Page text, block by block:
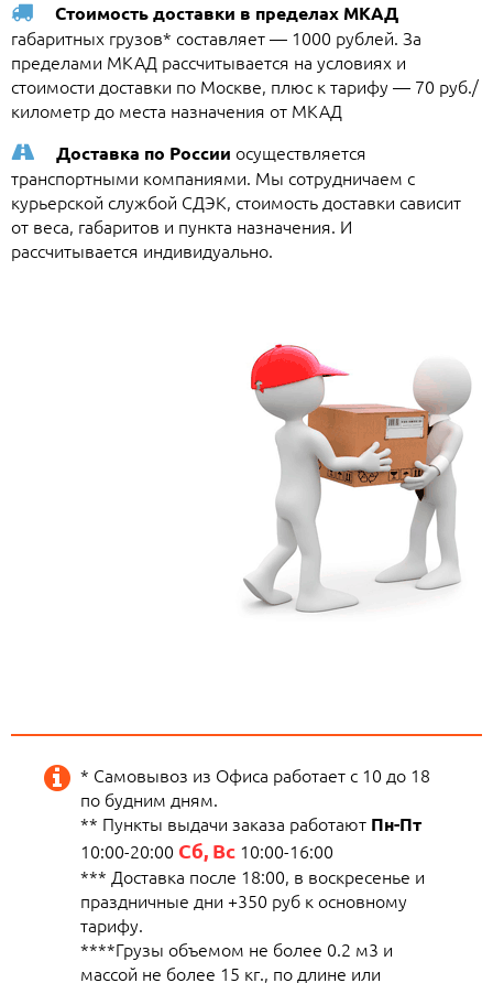
Стоимость доставки в пределах МКАД
габаритных грузов* составляет — 1000 рублей. За
пределами МКАД рассчитывается на условиях и
стоимости доставки по Москве, плюс к тарифу — 70 руб./
километр до места назначения от МКАД
Доставка по России осуществляется
транспортными компаниями. Мы сотрудничаем с
курьерской службой СДЭК, стоимость доставки сависит
от веса, габаритов и пункта назначения. И
рассчитывается индивидуально.
* Самовывоз из Офиса работает с 10 до 18
по будним дням.
** Пункты выдачи заказа работают Пн-Пт
10:00-20:00 Сб, Вс 10:00-16:00
*** Доставка после 18:00, в воскресенье и
праздничные дни +350 руб к основному
тарифу.
****Грузы объемом не более 0.2 м3 и
массой не более 15 кг., по длине или